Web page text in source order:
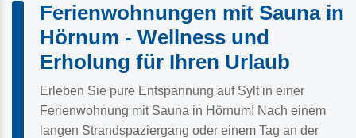
Ferienwohnungen mit Sauna in
Hörnum - Wellness und
Erholung für Ihren Urlaub
Erleben Sie pure Entspannung auf Sylt in einer
Ferienwohnung mit Sauna in Hörnum! Nach einem
langen Strandspaziergang oder einem Tag an der